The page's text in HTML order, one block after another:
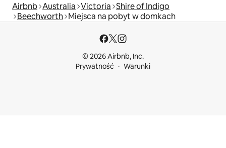
Airbnb Australia Victoria Shire of Indigo
Beechworth Miejsca na pobyt w domkach
© 2026 Airbnb, Inc.
Prywatność
Warunki